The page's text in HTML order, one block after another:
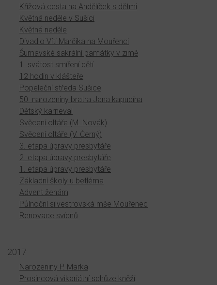
Křížová cesta na Andělíček s dětmi
Květná neděle v Sušici
Květná neděle
Divadlo Víti Marčíka na Mouřenci
Šumavské sakrální památky v zimě
1. svátost smíření dětí
12 hodin v klášteře
Popeleční středa Sušice
50. narozeniny bratra Jana kapucína
Dětský karneval
Svěcení oltáře (M. Novák)
Svěcení oltáře (V. Černý)
3. etapa úpravy presbytáře
2. etapa úpravy presbytáře
1. etapa úpravy presbytáře
Základní školy u betléma
Advent ženám
Půlnoční silvestrovská mše Mouřenec
Renovace svícnů
2017
Narozeniny P. Marka
Prosincová vikariátní schůze kněží